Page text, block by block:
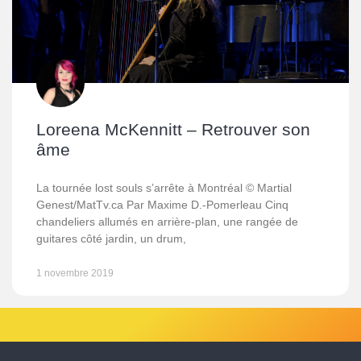
Loreena McKennitt – Retrouver son
âme
La tournée lost souls s’arrête à Montréal © Martial
Genest/MatTv.ca Par Maxime D.-Pomerleau Cinq
chandeliers allumés en arrière-plan, une rangée de
guitares côté jardin, un drum,
1 novembre 2019